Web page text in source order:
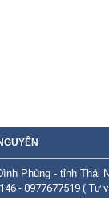
Phùng - tỉnh Thái
- 0977677519 ( Tư